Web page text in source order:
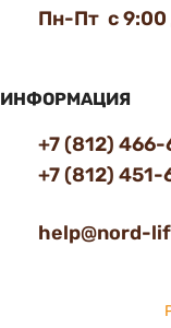
Пн-Пт с 9:00
ИНФОРМАЦИЯ
+7 (812)
+7 (812)
help@nord-